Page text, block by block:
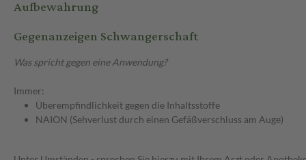
Aufbewahrung
Gegenanzeigen Schwangerschaft
Was spricht gegen eine Anwendung?
Immer:
Überempfindlichkeit gegen die Inhaltsstoffe
NAION (Sehverlust durch einen Gefäßverschluss am Auge)